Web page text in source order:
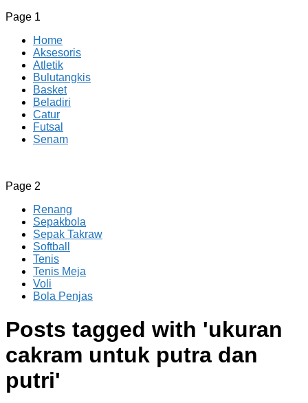
Page 1
Home
Aksesoris
Atletik
Bulutangkis
Basket
Beladiri
Catur
Futsal
Senam
CV JAYA BERSAMA Co Id
Menyediakan Semua Perlengkapan Olahraga Yang
Page 2
Renang
Sepakbola
Sepak Takraw
Softball
Tenis
Tenis Meja
Voli
Bola Penjas
Posts tagged with 'ukuran
cakram untuk putra dan
putri'